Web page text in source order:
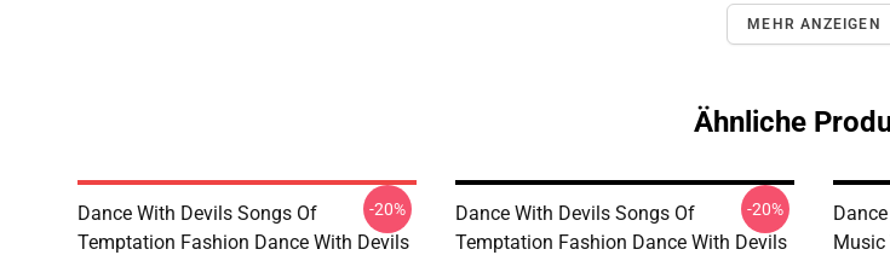
MEHR ANZEIGEN
Ähnliche
Dance With Devils Songs Of
Temptation Fashion Dance With Devils
-20%
Dance With Devils Songs Of
Temptation Fashion Dance With Devils
-20%
Music